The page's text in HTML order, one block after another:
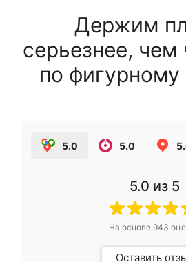
Держим
серьезнее,
по фигурному
5.0 5.0
5.0 из 5
На основе 943
Оставить